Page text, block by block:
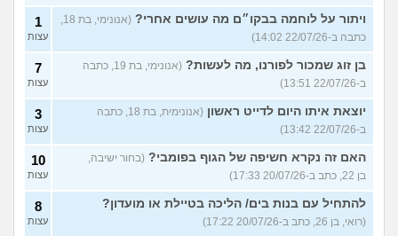
ויתור על לוחמה בבקו״ם מה עושים אחרי?
(אנונימי, בת 18,
כתבה ב-22/07/26 14:02)
1
עצות
בן זוג שמכור לפורנו, מה לעשות?
(אנונימי, בת 19, כתבה
ב-22/07/26 13:51)
7
עצות
יוצאת איתו היום לדייט ראשון
(אנונימית, בת 18, כתבה
ב-22/07/26 13:42)
3
עצות
האם זה נקרא חשיפה של הגוף בפומבי? (בחור ישיבה,
בן 22, כתב ב-20/07/26 17:33)
10
עצות
להתחיל עם בנות בים/ הליכה בטיילת או מועדון?
(רואי, בן 26, כתב ב-20/07/26 17:22)
8
עצות